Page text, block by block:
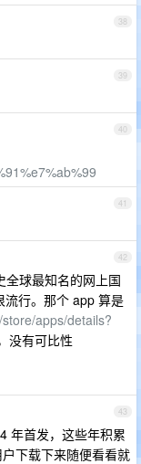
38
39
40
41
42
全球最知名的网上国
流行。那个 app 算是
apps/details?
没有可比性
43
年首发，这些年积累
下载下来随便看看就